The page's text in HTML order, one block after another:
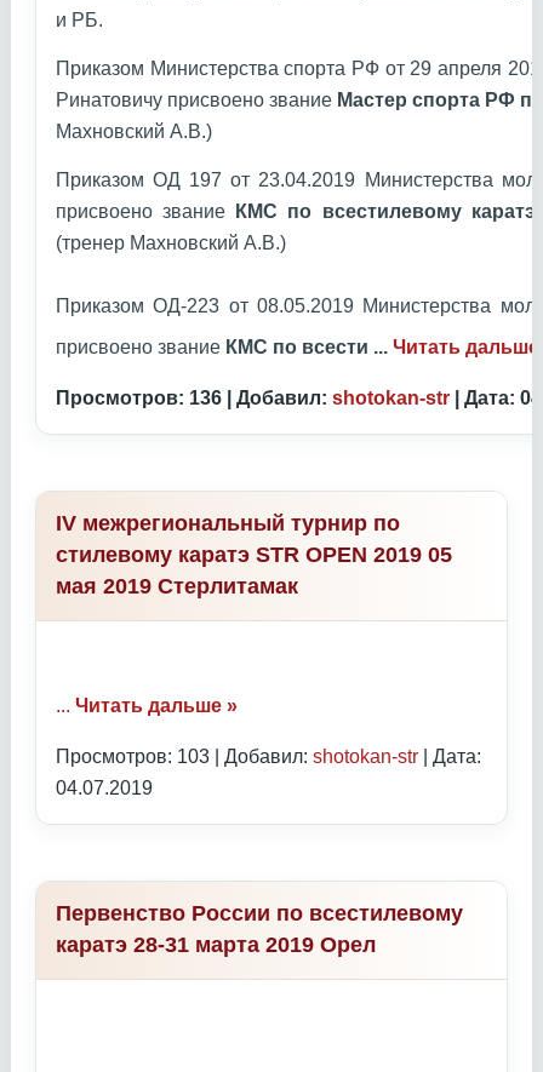
и РБ.
Приказом Министерства спорта РФ от 29 апреля
Ринатовичу присвоено звание Мастер спорта РФ
Махновский А.В.)
Приказом ОД 197 от 23.04.2019 Министерства
присвоено звание
КМС по всестилевому каратэ
(тренер Махновский А.В.)
Приказом ОД-223 от 08.05.2019 Министерства
присвоено звание КМС по всести ... Читать дальше
Просмотров: 136 | Добавил: shotokan-str | Дата:
IV межрегиональный турнир по
стилевому каратэ STR OPEN 2019 05
мая 2019 Стерлитамак
... Читать дальше »
Просмотров: 103 | Добавил: shotokan-str | Дата:
04.07.2019
Первенство России по всестилевому
каратэ 28-31 марта 2019 Орел